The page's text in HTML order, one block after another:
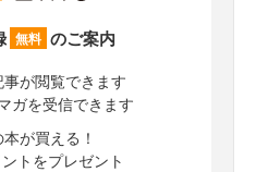
無料 のご案内
事が閲覧できます
ガを受信できます
が買える！
トをプレゼント